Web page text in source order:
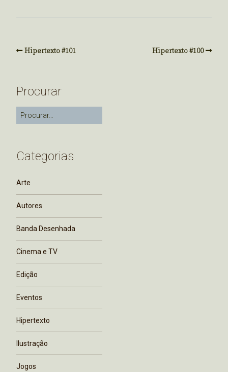
Hipertexto #101 Hipertexto #100
Procurar
Categorias
Arte
Autores
Banda Desenhada
Cinema e TV
Edição
Eventos
Hipertexto
Ilustração
Jogos